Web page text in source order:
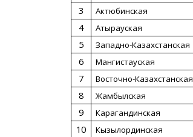
3 Актюбинская
4 Атырауская
5 Западно-Казахстанская
6 Мангистауская
7 Восточно-Казахстанская
8 Жамбылская
9 Карагандинская
10 Кызылординская